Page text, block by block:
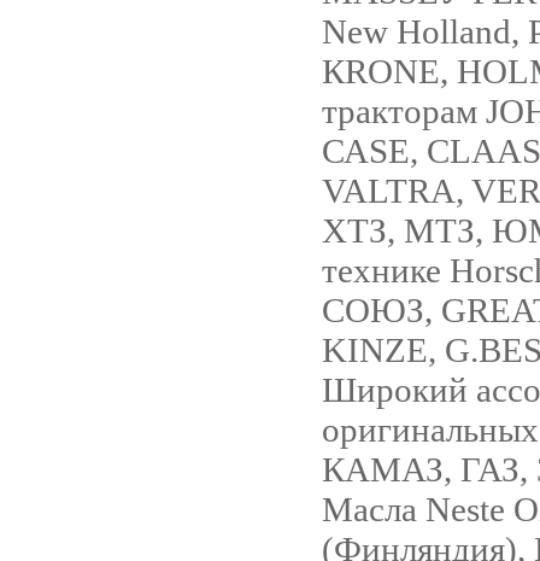
New Holland,
КRONE,
тракторам
САSЕ,
VALTRA,
ХТЗ, МТЗ,
технике
СОЮЗ,
KINZE,
Широкий
КАМАЗ, ГАЗ,
Масла Neste
(Финляндия),